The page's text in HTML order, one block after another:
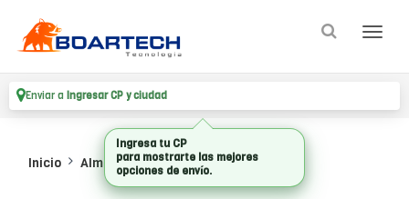
Enviar a Ingresar CP y ciudad
Inicio Almacenamiento Hdd Externos
Ingresa tu CP
para mostrarte las mejores
opciones de envío.